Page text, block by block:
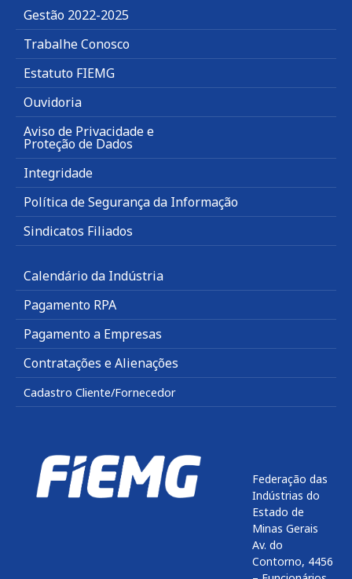
Gestão 2022-2025
Trabalhe Conosco
Estatuto FIEMG
Ouvidoria
Aviso de Privacidade e
Proteção de Dados
Integridade
Política de Segurança da Informação
Sindicatos Filiados
Calendário da Indústria
Pagamento RPA
Pagamento a Empresas
Contratações e Alienações
Cadastro Cliente/Fornecedor
Federação das
Indústrias do
Estado de
Minas Gerais
Av. do
Contorno, 4456